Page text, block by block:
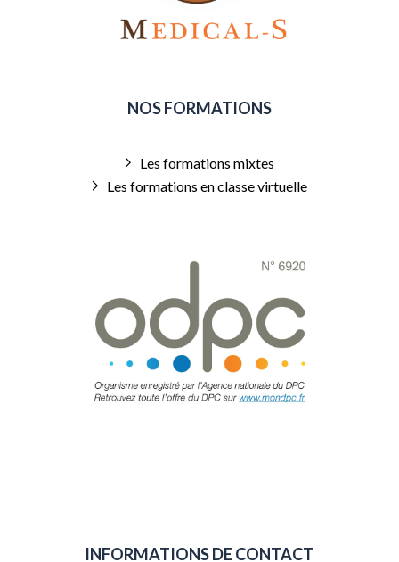
NOS FORMATIONS
Les formations mixtes
Les formations en classe virtuelle
INFORMATIONS DE CONTACT